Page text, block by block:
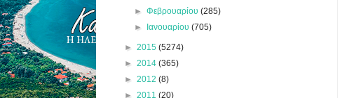
►Φεβρουαρίου(285)
► Ιανουαρίου(705)
► 2015 (5274)
► 2014 (365)
► 2012 (8)
► 2011 (20)